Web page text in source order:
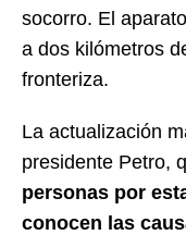
socorro. El
a dos kilómetros
fronteriza.
La actualización
presidente Petro,
personas por
conocen las